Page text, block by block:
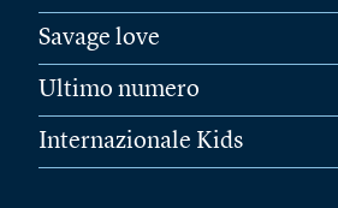
Savage love
Ultimo numero
Internazionale Kids